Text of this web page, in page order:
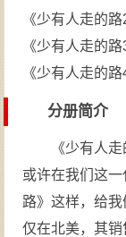
《少有人走的
《少有人走的
《少有人走的
分册简介
《少有人走
或许在我们这
路》这样，给我
仅在北美，其